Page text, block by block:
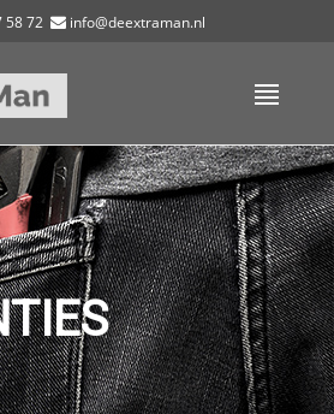
58 72 info@deextraman.nl